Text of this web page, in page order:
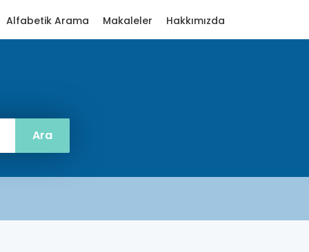
Alfabetik Arama Makaleler Hakkımızda